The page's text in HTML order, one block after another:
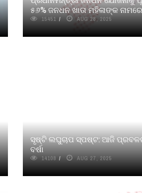
୫୬% ଜନଧନ ଖାତା ମହିଳାଙ୍କ ନାମରେ
15451 AUG 28, 2025
ସୃଷ୍ଟି ଲଘୁଚାପ ସ୍ପଷ୍ଟ: ଆଜି
ବର୍ଷା
14108 AUG 27, 2025